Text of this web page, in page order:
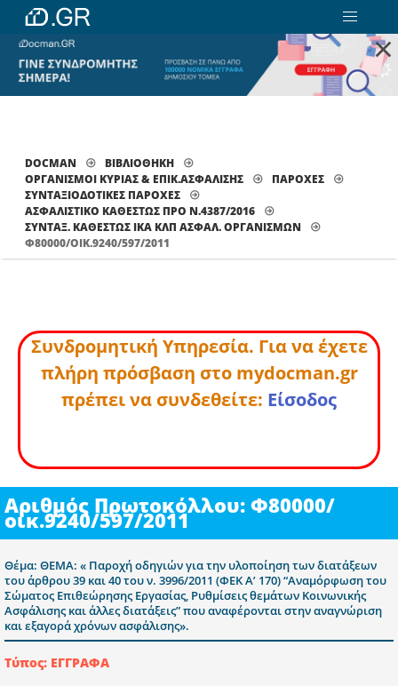
×
DOCMAN
ΒΙΒΛΙΟΘΗΚΗ
ΟΡΓΑΝΙΣΜΟΙ ΚΥΡΙΑΣ & ΕΠΙΚ.ΑΣΦΑΛΙΣΗΣ
ΠΑΡΟΧΕΣ
ΣΥΝΤΑΞΙΟΔΟΤΙΚΕΣ ΠΑΡΟΧΕΣ
ΑΣΦΑΛΙΣΤΙΚΟ ΚΑΘΕΣΤΩΣ ΠΡΟ Ν.4387/2016
ΣΥΝΤΑΞ. ΚΑΘΕΣΤΏΣ ΙΚΑ ΚΛΠ ΑΣΦΑΛ. ΟΡΓΑΝΙΣΜΏΝ
Φ80000/ΟΙΚ.9240/597/2011
Συνδρομητική Υπηρεσία. Για να έχετε
πλήρη πρόσβαση στο mydocman.gr
πρέπει να συνδεθείτε: Είσοδος
Αριθμός Πρωτοκόλλου: Φ80000/
οικ.9240/597/2011
Θέμα: ΘΕΜΑ: « Παροχή οδηγιών για την υλοποίηση των διατάξεων
του άρθρου 39 και 40 του ν. 3996/2011 (ΦΕΚ Α’ 170) “Αναμόρφωση του
Σώματος Επιθεώρησης Εργασίας, Ρυθμίσεις θεμάτων Κοινωνικής
Ασφάλισης και άλλες διατάξεις” που αναφέρονται στην αναγνώριση
και εξαγορά χρόνων ασφάλισης».
Τύπος: ΕΓΓΡΑΦΑ